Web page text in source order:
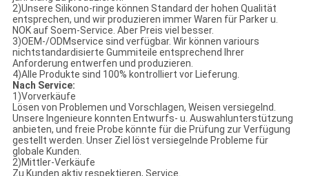
2)Unsere Silikono-ringe können Standard der hohen Qualität
entsprechen, und wir produzieren immer Waren für Parker u.
NOK auf Soem-Service. Aber Preis viel besser.
3)OEM-/ODMservice sind verfügbar. Wir können variours
nichtstandardisierte Gummiteile entsprechend Ihrer
Anforderung entwerfen und produzieren.
4)Alle Produkte sind 100% kontrolliert vor Lieferung.
Nach Service:
1)Vorverkäufe
Lösen von Problemen und Vorschlagen, Weisen versiegelnd.
Unsere Ingenieure konnten Entwurfs- u. Auswahlunterstützung
anbieten, und freie Probe könnte für die Prüfung zur Verfügung
gestellt werden. Unser Ziel löst versiegelnde Probleme für
globale Kunden.
2)Mittler-Verkäufe
Zu Kunden aktiv respektieren, Service.